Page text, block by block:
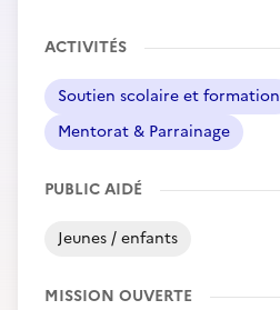
ACTIVITÉS
Soutien scolaire et formation
Mentorat & Parrainage
PUBLIC AIDÉ
Jeunes / enfants
MISSION OUVERTE